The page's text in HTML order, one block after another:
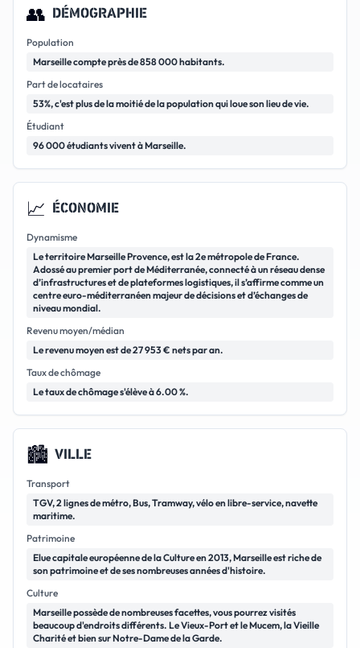
👥 DÉMOGRAPHIE
Population
Marseille compte près de 858 000 habitants.
Part de locataires
53%, c'est plus de la moitié de la population qui loue son lieu de vie.
Étudiant
96 000 étudiants vivent à Marseille.
📈 ÉCONOMIE
Dynamisme
Le territoire Marseille Provence, est la 2e métropole de France.
Adossé au premier port de Méditerranée, connecté à un réseau dense
d’infrastructures et de plateformes logistiques, il s’affirme comme un
centre euro-méditerranéen majeur de décisions et d’échanges de
niveau mondial.
Revenu moyen/médian
Le revenu moyen est de 27 953 € nets par an.
Taux de chômage
Le taux de chômage s'élève à 6.00 %.
🏙️ VILLE
Transport
TGV, 2 lignes de métro, Bus, Tramway, vélo en libre-service, navette
maritime.
Patrimoine
Elue capitale européenne de la Culture en 2013, Marseille est riche de
son patrimoine et de ses nombreuses années d'histoire.
Culture
Marseille possède de nombreuses facettes, vous pourrez visités
beaucoup d'endroits différents. Le Vieux-Port et le Mucem, la Vieille
Charité et bien sur Notre-Dame de la Garde.